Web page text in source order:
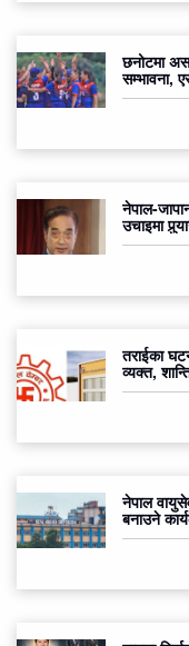
छनोटमा
सम्भावना,
नेपाल-
उचाइमा
तराईका
व्यक्त,
नेपाल
बनाउने